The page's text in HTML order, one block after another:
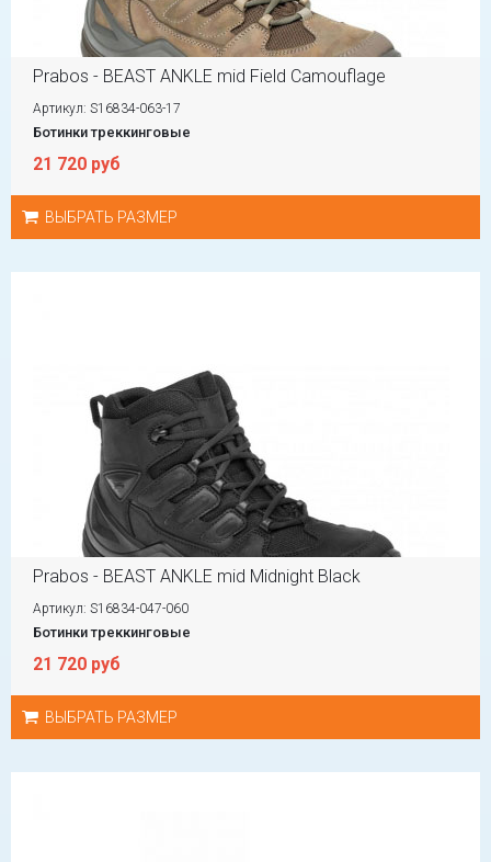
Prabos - BEAST ANKLE mid Field Camouflage
Артикул: S16834-063-17
Ботинки треккинговые
21 720 руб
ВЫБРАТЬ РАЗМЕР
Prabos - BEAST ANKLE mid Midnight Black
Артикул: S16834-047-060
Ботинки треккинговые
21 720 руб
ВЫБРАТЬ РАЗМЕР